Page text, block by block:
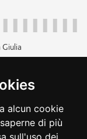
alcun cookie
di più
sull'uso dei
Giulia
dichiarazione di